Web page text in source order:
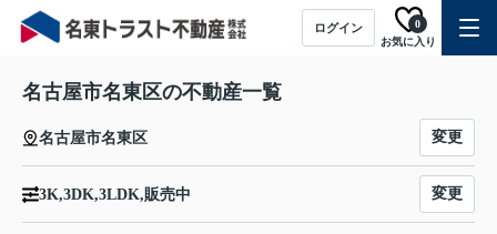
ログイン
お気に入り
0
名古屋市名東区の不動産一覧
名古屋市名東区 変更
3K,3DK,3LDK,販売中 変更